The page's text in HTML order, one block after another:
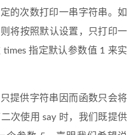
的次数打印一串字符串。如
将按照默认设置，只打印一
指定默认参数值 1 来实
提供字符串因而函数只会将
次使用 say 时，我们既提供